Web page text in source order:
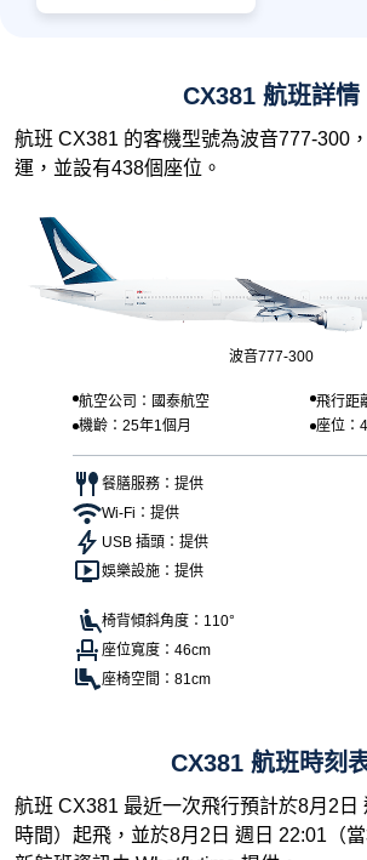
CX381 航班詳情
航班 CX381 的客機型號為波音777-300
運，並設有438個座位。
波音777-300
航空公司：國泰航空
飛行距
機齡：25年1個月
座位：
餐膳服務：提供
Wi-Fi：提供
USB 插頭：提供
娛樂設施：提供
椅背傾斜角度：110°
座位寬度：46cm
座椅空間：81cm
CX381 航班時刻
航班 CX381 最近一次飛行預計於8月2日
時間）起飛，並於8月2日 週日 22:01（